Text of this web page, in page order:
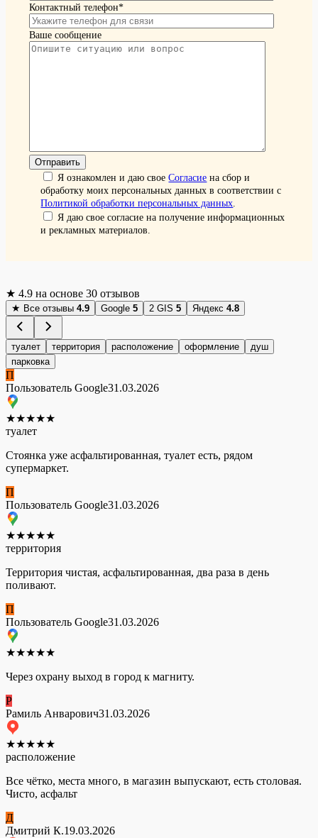
Контактный телефон*
Ваше сообщение
Я ознакомлен и даю своеСогласие на сбор и
обработку моих персональных данных в соответствии с
Политикой обработки персональных данных.
Я даю свое согласие на получение информационных
и рекламных материалов.
★ 4.9 на основе 30 отзывов
★ Все отзывы 4.9 Google 5 2 GIS 5 Яндекс 4.8
туалет территория расположение оформление
душ
парковка
П
Пользователь Google31.03.2026
★★★★★
туалет
Стоянка уже асфальтированная, туалет есть, рядом
супермаркет.
П
Пользователь Google31.03.2026
★★★★★
территория
Территория чистая, асфальтированная, два раза в день
поливают.
П
Пользователь Google31.03.2026
★★★★★
Через охрану выход в город к магниту.
Р
Рамиль Анварович31.03.2026
★★★★★
расположение
Все чётко, места много, в магазин выпускают, есть столовая.
Чисто, асфальт
Д
Дмитрий К.19.03.2026